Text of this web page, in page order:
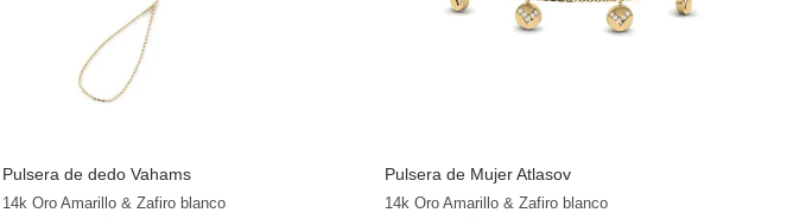
Pulsera de dedo Vahams
14k Oro Amarillo & Zafiro blanco
Pulsera de Mujer Atlasov
14k Oro Amarillo & Zafiro blanco